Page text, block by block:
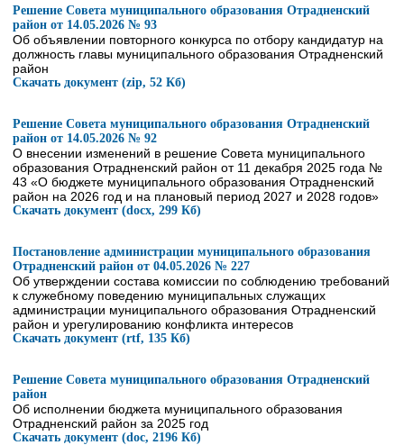
Решение Совета муниципального образования Отрадненский
район от 14.05.2026 № 93
Об объявлении повторного конкурса по отбору кандидатур на
должность главы муниципального образования Отрадненский
район
Скачать документ (zip, 52 Кб)
Решение Совета муниципального образования Отрадненский
район от 14.05.2026 № 92
О внесении изменений в решение Совета муниципального
образования Отрадненский район от 11 декабря 2025 года №
43 «О бюджете муниципального образования Отрадненский
район на 2026 год и на плановый период 2027 и 2028 годов»
Скачать документ (docx, 299 Кб)
Постановление администрации муниципального образования
Отрадненский район от 04.05.2026 № 227
Об утверждении состава комиссии по соблюдению требований
к служебному поведению муниципальных служащих
администрации муниципального образования Отрадненский
район и урегулированию конфликта интересов
Скачать документ (rtf, 135 Кб)
Решение Совета муниципального образования Отрадненский
район
Об исполнении бюджета муниципального образования
Отрадненский район за 2025 год
Скачать документ (doc, 2196 Кб)